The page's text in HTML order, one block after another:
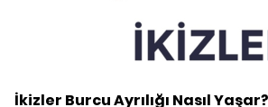
İkizler Burcu Ayrılığı Nasıl Yaşar?